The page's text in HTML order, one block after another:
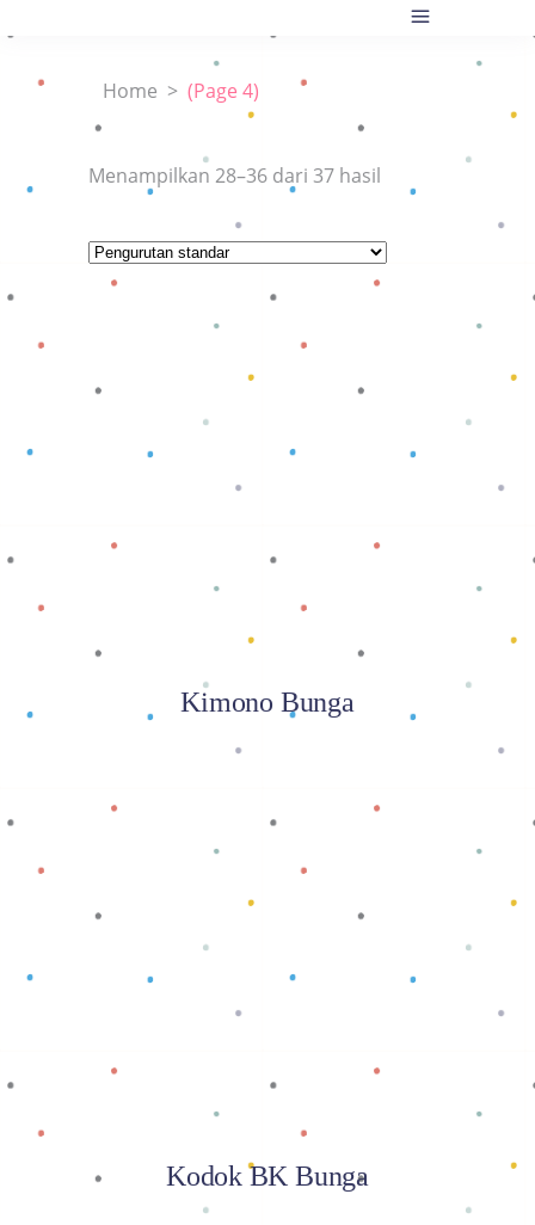
Home > (Page 4)
Menampilkan 28–36 dari 37 hasil
Baca selengkapnya
Kimono Bunga
Baca selengkapnya
Kodok BK Bunga